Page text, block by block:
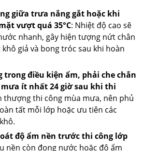
giữa trưa nắng gắt hoặc khi
vượt quá 35°C: Nhiệt độ cao sẽ
nhanh, gây hiện tượng nứt chân
giả và bong tróc sau khi hoàn
trong điều kiện ẩm, phải che chắn
ít nhất 24 giờ sau khi thi
thượng thi công mùa mưa, nên phủ
tất mỗi lớp hoặc ưu tiên các
độ ẩm nền trước thi công lớp
nền còn đọng nước hoặc độ ẩm